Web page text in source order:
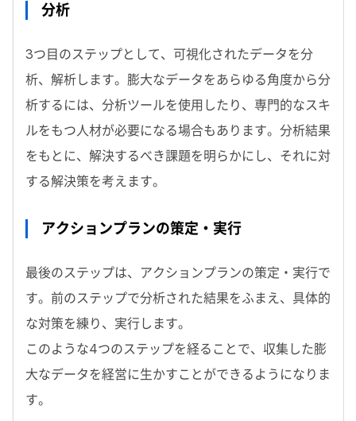
分析
3つ目のステップとして、可視化されたデータを分
析、解析します。膨大なデータをあらゆる角度から分
析するには、分析ツールを使用したり、専門的なスキ
ルをもつ人材が必要になる場合もあります。分析結果
をもとに、解決するべき課題を明らかにし、それに対
する解決策を考えます。
アクションプランの策定・実行
最後のステップは、アクションプランの策定・実行で
す。前のステップで分析された結果をふまえ、具体的
な対策を練り、実行します。
このような4つのステップを経ることで、収集した膨
大なデータを経営に生かすことができるようになりま
す。